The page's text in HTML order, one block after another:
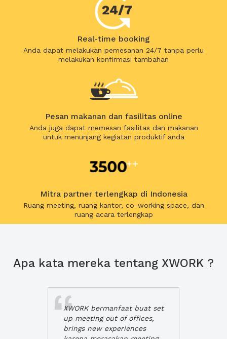
Real-time booking
Anda dapat melakukan pemesanan 24/7 tanpa perlu
melakukan konfirmasi tambahan
Pesan makanan dan fasilitas online
Anda juga dapat memesan fasilitas dan makanan
untuk menunjang kegiatan produktif anda
Mitra partner terlengkap di Indonesia
Ruang meeting, ruang kantor, co-working space, dan
ruang acara terlengkap
Apa kata mereka tentang XWORK ?
XWORK bermanfaat buat set
up meeting out of offices,
brings new experiences